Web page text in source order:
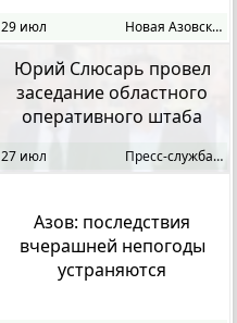
29 июл Новая Азовская Газет
Юрий Слюсарь провел
заседание областного
оперативного штаба
27 июл Пресс-служба губерна
Азов: последствия
вчерашней непогоды
устраняются